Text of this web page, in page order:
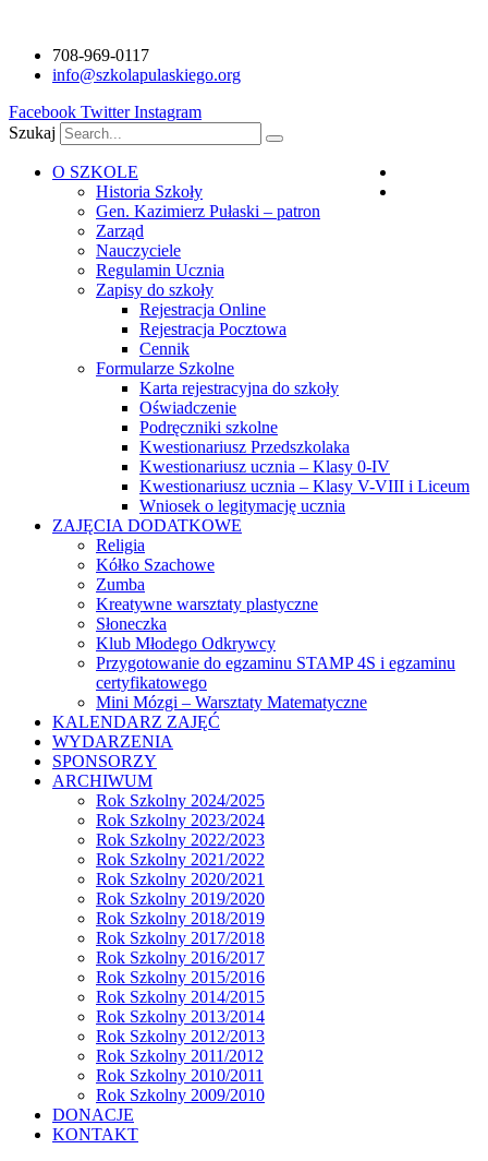
treści
708-969-0117
info@szkolapulaskiego.org
Facebook Twitter Instagram
Szukaj
O SZKOLE
Historia Szkoły
Gen. Kazimierz Pułaski – patron
Zarząd
Nauczyciele
Regulamin Ucznia
Zapisy do szkoły
Rejestracja Online
Rejestracja Pocztowa
Cennik
Formularze Szkolne
Karta rejestracyjna do szkoły
Oświadczenie
Podręczniki szkolne
Kwestionariusz Przedszkolaka
Kwestionariusz ucznia – Klasy 0-IV
Kwestionariusz ucznia – Klasy V-VIII i Liceum
Wniosek o legitymację ucznia
ZAJĘCIA DODATKOWE
Religia
Kółko Szachowe
Zumba
Kreatywne warsztaty plastyczne
Słoneczka
Klub Młodego Odkrywcy
Przygotowanie do egzaminu STAMP 4S i egzaminu
certyfikatowego
Mini Mózgi – Warsztaty Matematyczne
KALENDARZ ZAJĘĆ
WYDARZENIA
SPONSORZY
ARCHIWUM
Rok Szkolny 2024/2025
Rok Szkolny 2023/2024
Rok Szkolny 2022/2023
Rok Szkolny 2021/2022
Rok Szkolny 2020/2021
Rok Szkolny 2019/2020
Rok Szkolny 2018/2019
Rok Szkolny 2017/2018
Rok Szkolny 2016/2017
Rok Szkolny 2015/2016
Rok Szkolny 2014/2015
Rok Szkolny 2013/2014
Rok Szkolny 2012/2013
Rok Szkolny 2011/2012
Rok Szkolny 2010/2011
Rok Szkolny 2009/2010
DONACJE
KONTAKT